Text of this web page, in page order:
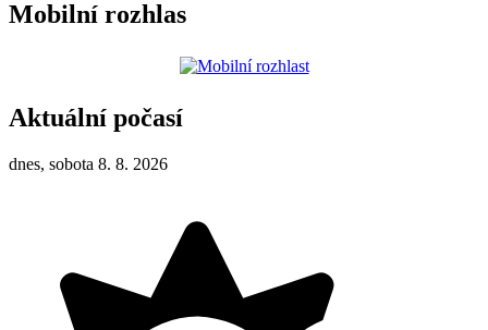
Mobilní rozhlas
Aktuální počasí
dnes, sobota 8. 8. 2026